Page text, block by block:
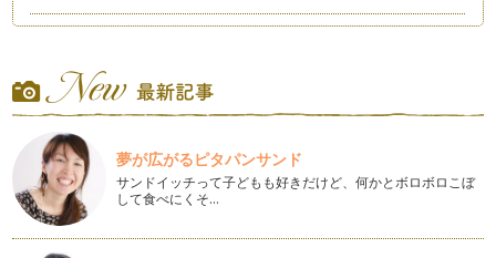
ありがとうございます。 &…
真っ赤に熟すと甘くなる！完熟赤ピーマン
こんにちは。野菜ソムリエの香月です。いつも読んでくださり
ありがとうございます。 &…
畑で育つ海藻！？ビタミン・ミネラルたっぷりの新顔野菜
こんにちは。野菜ソムリエの香月です。いつも読んでくださり
ありがとうございます。 &…
夢が広がるピタパンサンド
サンドイッチって子どもも好きだけど、何かとボロボロこぼ
して食べにくそ…